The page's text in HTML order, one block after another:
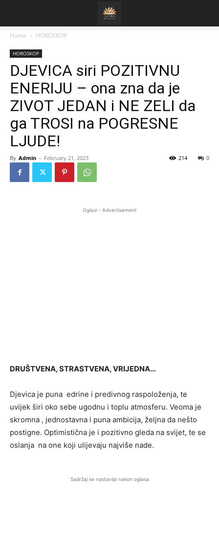
Home HOROSKOP
HOROSKOP
DJEVICA siri POZITIVNU
ENERIJU – ona zna da je
ZIVOT JEDAN i NE ZELI da
ga TROSI na POGRESNE
LJUDE!
By Admin - February 21, 2023 0
214
Oglasi - Advertisement
DRUŠTVENA, STRASTVENA, VRIJEDNA…
Djevica je puna edrine i predivnog raspoloženja, te
uvijek širi oko sebe ugodnu i toplu atmosferu. Veoma je
skromna , jednostavna i puna ambicija, željna da nešto
postigne. Optimistična je i pozitivno gleda na svijet, te se
oslanja na one koji ulijevaju najviše nade.
Sadržaj se nastavlja nakon oglasa